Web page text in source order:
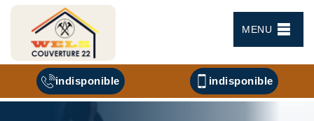
MENU
indisponible indisponible